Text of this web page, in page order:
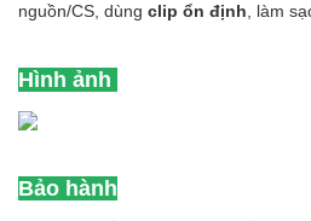
nguồn/CS, dùng clip ổn định , làm
Hình ảnh
Bảo hành